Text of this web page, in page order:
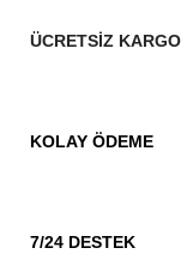
ÜCRETSİZ KARGO
KOLAY ÖDEME
7/24 DESTEK